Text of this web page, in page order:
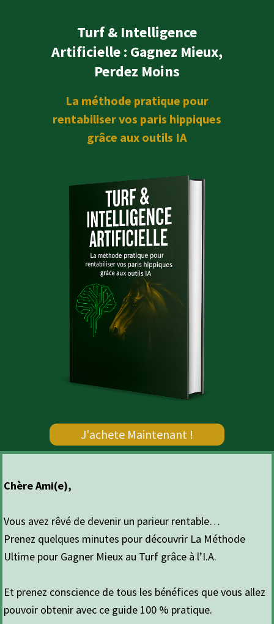
Turf & Intelligence
Artificielle : Gagnez Mieux,
Perdez Moins
La méthode pratique pour
rentabiliser vos paris hippiques
grâce aux outils IA
J'achete Maintenant !
Chère Ami(e),
Vous avez rêvé de devenir un parieur rentable…
Prenez quelques minutes pour découvrir La Méthode
Ultime pour Gagner Mieux au Turf grâce à l’I.A.
Et prenez conscience de tous les bénéfices que vous allez
pouvoir obtenir avec ce guide 100 % pratique.